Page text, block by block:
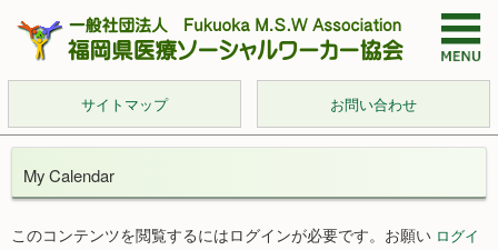
サイトマップ お問い合わせ
My Calendar
このコンテンツを閲覧するにはログインが必要です。お願い ログイ